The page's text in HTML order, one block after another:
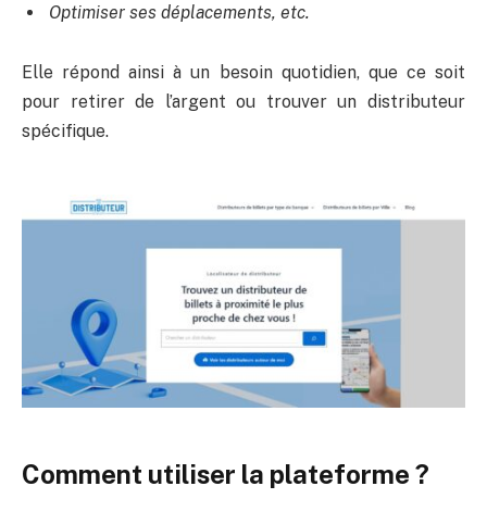
Optimiser ses déplacements, etc.
Elle répond ainsi à un besoin quotidien, que ce soit
pour retirer de l’argent ou trouver un distributeur
spécifique.
Comment utiliser la plateforme ?